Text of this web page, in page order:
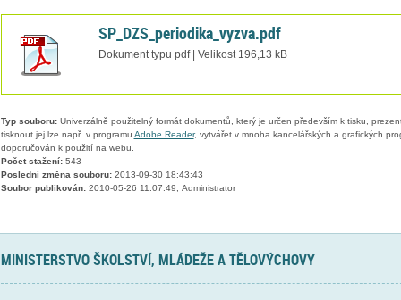
SP_DZS_periodika_vyzva.pdf
Dokument typu pdf | Velikost 196,13 kB
Typ souboru:Univerzálně použitelný formát dokumentů, který je určen především k tisku,
tisknout jej lze např. v programu Adobe Reader, vytvářet v mnoha kancelářských a grafických
doporučován k použití na webu.
Počet stažení:543
Poslední změna souboru:2013-09-30 18:43:43
Soubor publikován:2010-05-26 11:07:49, Administrator
MINISTERSTVO ŠKOLSTVÍ, MLÁDEŽE A TĚLOVÝCHOVY